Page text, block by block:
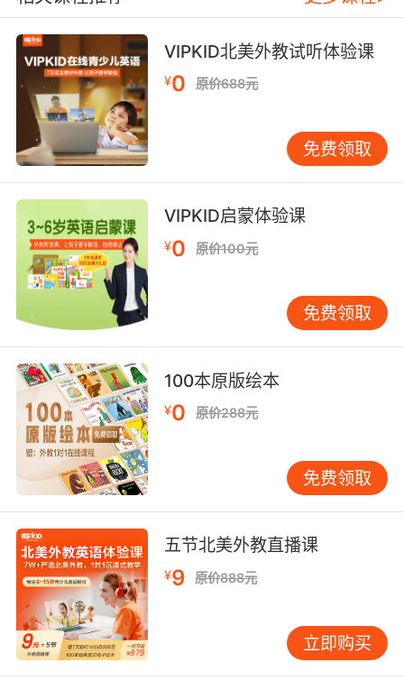
内容简介
启发绘本馆精选出品，适合3岁以上的儿童阅读。
鼹鼠莫里斯先生工作了整整一天，想要赶紧回家
看看太太和孩子们，可是他的眼镜找不到了。于
是，莫里斯开启了他奇妙的回家之旅。他在路上
误打误撞走到谁的家了呢？他到底还能不能找到
自己的家成功见到太太和孩子们呢？
编辑推荐：
这本书的故事情节幽默风趣充满了想象和悬念，
每翻开一页都迫不及待想要知道下一页会怎么
样。作者设计了鼹鼠莫里斯作为主角，这是个特
点鲜明的形象。他不仅高度近视还没有方向感，
让发生在他身上的离奇故事显得那么自然又那么
遇逗得捧腹大笑！
同时，作者给予了每一个角色独特的个性，充分
体现了他深厚的艺术造诣。色彩缤纷的插图，混
合了铅笔、粉笔、数码和拼贴，有力地传达了情
感，非常有助于为孩子们提供美学启蒙。
VIPKID北美外教试听体验课
¥0 原价688元
免费领取
VIPKID启蒙体验课
¥0 原价100元
免费领取
100本原版绘本
¥0 原价288元
免费领取
五节北美外教直播课
¥9 原价888元
立即购买